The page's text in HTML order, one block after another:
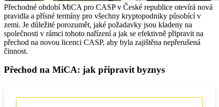
Přechodné období MiCA pro CASP v České republice otevírá nová
pravidla a přísné termíny pro všechny kryptopodniky působící v
zemi. Je důležité porozumět, jaké požadavky jsou kladeny na
společnosti v rámci tohoto nařízení a jak se efektivně připravit na
přechod na novou licenci CASP, aby byla zajištěna nepřerušená
činnost.
Přechod na MiCA: jak připravit byznys